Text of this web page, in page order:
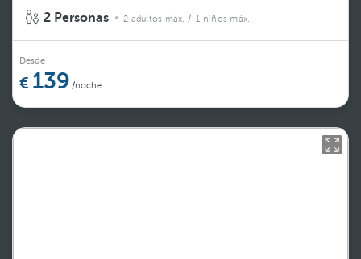
2 Personas 2 adultos máx. / 1 niños máx.
Desde
139 /noche